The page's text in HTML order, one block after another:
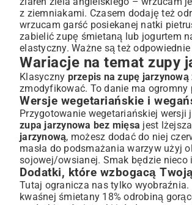
z ziemniakami. Czasem dodaję też
wrzucam garść posiekanej natki
zabielić zupę śmietaną lub jogurtem
elastyczny. Ważne są też
Wariacje na temat zupy
Klasyczny przepis na zupę
zmodyfikować. To danie ma ogromny
Wersje wegetariańskie i
Przygotowanie wegetariańskiej
zupa jarzynowa bez mięsa jest
jarzynową, możesz dodać do niej
masła do podsmażania warzyw użyj
sojowej/owsianej. Smak będzie nieco
Dodatki, które wzbogacą
Tutaj ogranicza nas tylko
kwaśnej śmietany 18% odrobiną